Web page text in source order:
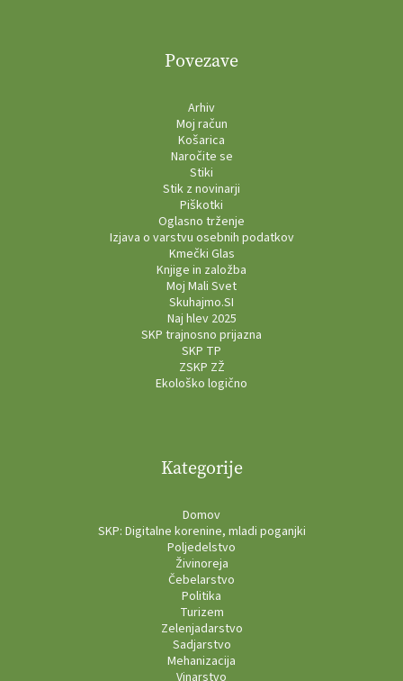
Povezave
Arhiv
Moj račun
Košarica
Naročite se
Stiki
Stik z novinarji
Piškotki
Oglasno trženje
Izjava o varstvu osebnih podatkov
Kmečki Glas
Knjige in založba
Moj Mali Svet
Skuhajmo.SI
Naj hlev 2025
SKP trajnosno prijazna
SKP TP
ZSKP ZŽ
Ekološko logično
Kategorije
Domov
SKP: Digitalne korenine, mladi poganjki
Poljedelstvo
Živinoreja
Čebelarstvo
Politika
Turizem
Zelenjadarstvo
Sadjarstvo
Mehanizacija